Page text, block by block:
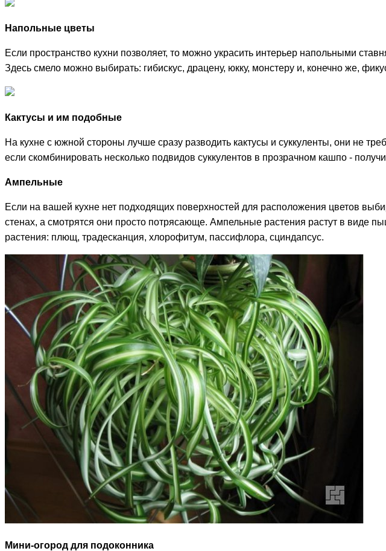
Напольные цветы
Если пространство кухни позволяет, то можно украсить интерьер напольными
Здесь смело можно выбирать: гибискус, драцену, юкку, монстеру и, конечно же,
Кактусы и им подобные
На кухне с южной стороны лучше сразу разводить кактусы и суккуленты, они не
если скомбинировать несколько подвидов суккулентов в прозрачном кашпо -
Ампельные
Если на вашей кухне нет подходящих поверхностей для расположения цветов
стенах, а смотрятся они просто потрясающе. Ампельные растения растут в виде
растения: плющ, традесканция, хлорофитум, пассифлора, сциндапсус.
Мини-огород для подоконника